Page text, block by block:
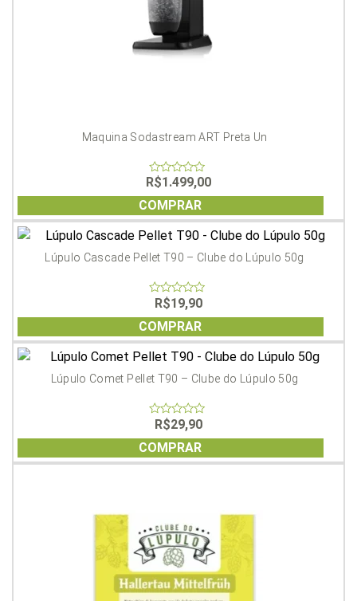
Maquina Sodastream ART Preta Un
0
out
of
5
R$1.499,00
COMPRAR
Lúpulo Cascade Pellet T90 – Clube do Lúpulo 50g
of
5
R$19,90
COMPRAR
Lúpulo Comet Pellet T90 – Clube do Lúpulo 50g
out
of
5
R$29,90
COMPRAR